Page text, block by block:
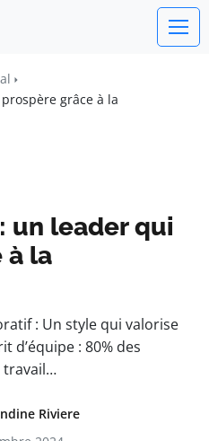
grâce à la
un leader qui
à la
: Un style qui valorise
d’équipe : 80% des
travail…
Riviere